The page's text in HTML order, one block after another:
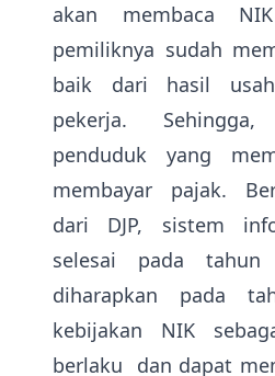
akan membaca
pemiliknya sudah
baik dari hasil
pekerja.
penduduk yang
membayar pajak.
dari DJP, sistem
selesai pada tahun
diharapkan pada
kebijakan NIK
berlaku dan dapat